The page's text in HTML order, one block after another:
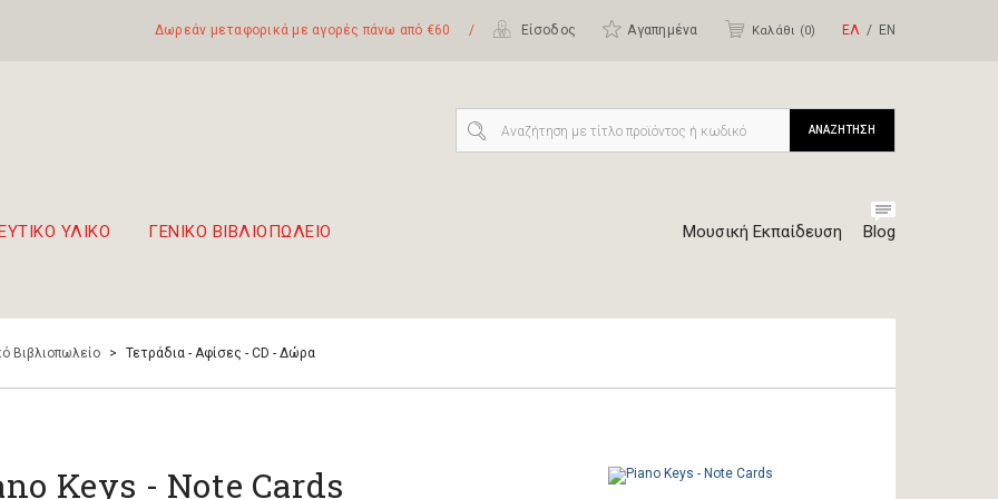
Δωρεάν μεταφορικά με αγορές πάνω από €60 / Είσοδος Αγαπημένα Καλάθι (0) ΕΛ ΕΝ
ΥΛΙΚΟ ΓΕΝΙΚΟ ΒΙΒΛΙΟΠΩΛΕΙΟ Μουσική Εκπαίδευση Blog
ΑΝΑΖΗΤΗΣΗ
Βιβλιοπωλείο > Τετράδια - Αφίσες - CD - Δώρα
Keys - Note Cards